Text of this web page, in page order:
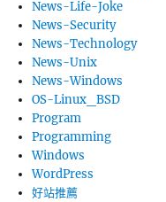
News-Life-Joke
News-Security
News-Technology
News-Unix
News-Windows
OS-Linux_BSD
Program
Programming
Windows
WordPress
好站推薦